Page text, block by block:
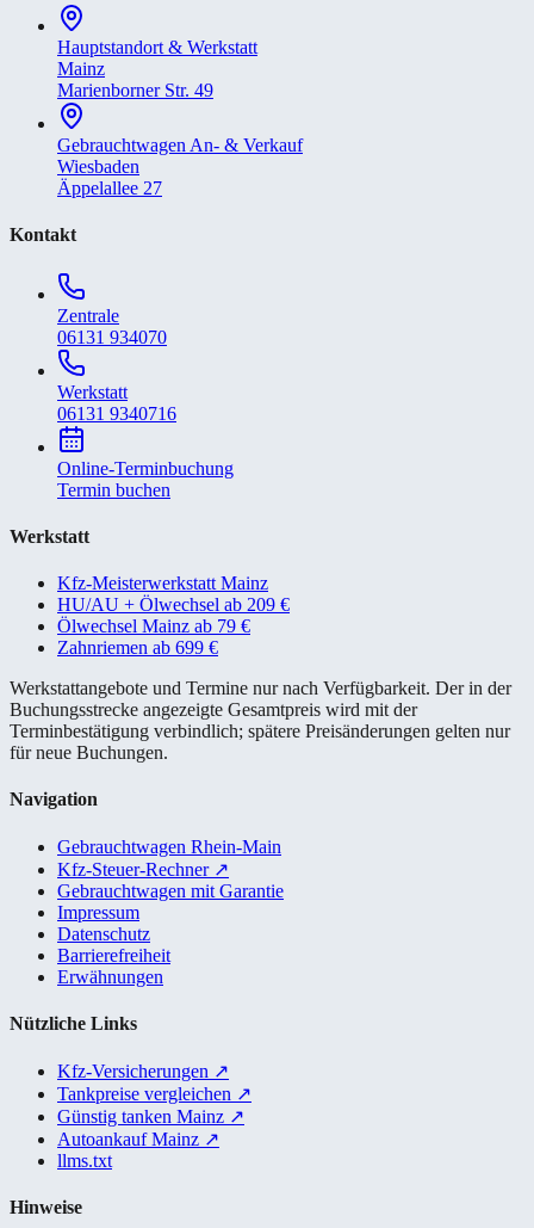
Hauptstandort & Werkstatt
Mainz
Marienborner Str. 49
Gebrauchtwagen An- & Verkauf
Wiesbaden
Äppelallee 27
Kontakt
Zentrale
06131 934070
Werkstatt
06131 9340716
Online-Terminbuchung
Termin buchen
Werkstatt
Kfz-Meisterwerkstatt Mainz
HU/AU + Ölwechsel ab 209 €
Ölwechsel Mainz ab 79 €
Zahnriemen ab 699 €
Werkstattangebote und Termine nur nach Verfügbarkeit. Der in der
Buchungsstrecke angezeigte Gesamtpreis wird mit der
Terminbestätigung verbindlich; spätere Preisänderungen gelten nur
für neue Buchungen.
Navigation
Gebrauchtwagen Rhein-Main
Kfz-Steuer-Rechner ↗
Gebrauchtwagen mit Garantie
Impressum
Datenschutz
Barrierefreiheit
Erwähnungen
Nützliche Links
Kfz-Versicherungen ↗
Tankpreise vergleichen ↗
Günstig tanken Mainz ↗
Autoankauf Mainz ↗
llms.txt
Hinweise